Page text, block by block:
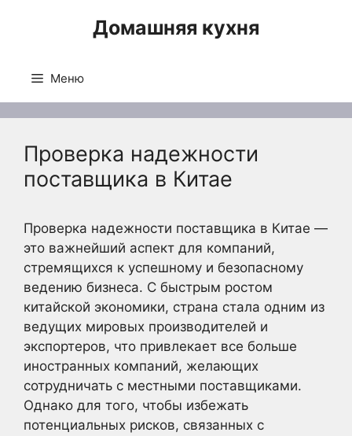
Домашняя кухня
Меню
Проверка надежности
поставщика в Китае
Проверка надежности поставщика в Китае —
это важнейший аспект для компаний,
стремящихся к успешному и безопасному
ведению бизнеса. С быстрым ростом
китайской экономики, страна стала одним из
ведущих мировых производителей и
экспортеров, что привлекает все больше
иностранных компаний, желающих
сотрудничать с местными поставщиками.
Однако для того, чтобы избежать
потенциальных рисков, связанных с